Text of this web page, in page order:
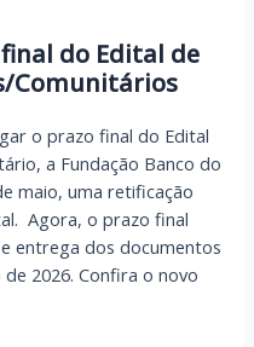
do Edital de
Comunitários
o prazo final do Edital
a Fundação Banco do
maio, uma retificação
Agora, o prazo final
entrega dos documentos
2026. Confira o novo